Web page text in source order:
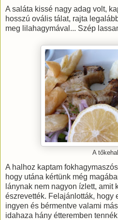
A saláta kissé nagy adag volt,
hosszú ovális tálat, rajta
meg lilahagymával... Szép
A
A halhoz kaptam
hogy utána kértünk még
lánynak nem nagyon ízlett, amit
észrevették. Felajánlották, hogy
ingyen és bérmentve valami
idahaza hány étteremben